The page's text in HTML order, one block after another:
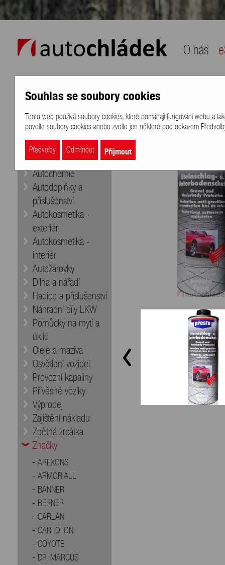
auto chládek O nás
Naše nabídka
Doporučujeme
Aditiva
Autobaterie
Autochemie
Autodoplňky a
příslušenství
Autokosmetika -
exteriér
Autokosmetika -
interiér
Autožárovky
Dílna a nářadí
Hadice a příslušenství
Náhradní díly LKW
Pomůcky na mytí a
úklid
Oleje a maziva
Osvětlení vozidel
Provozní kapaliny
Přívěsné vozíky
Výprodej
Zajištění nákladu
Zpětná zrcátka
Značky
AREXONS
ARMOR ALL
BANNER
BERNER
CARLAN
CARLOFON
COYOTE
DR. MARCUS
Přihlášení
eShop>Značky>PRESTO>
Souhlas se soubory cookies
Tento web používá soubory cookies, které pomáhají fungování webu a
povolte soubory cookies anebo zvolte jen některé pod odkazem
Předvolby Odmítnout Přijmout